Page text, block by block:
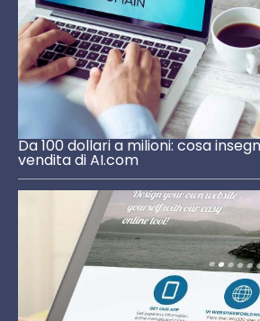
Da 100 dollari a milioni: cosa
vendita di AI.com